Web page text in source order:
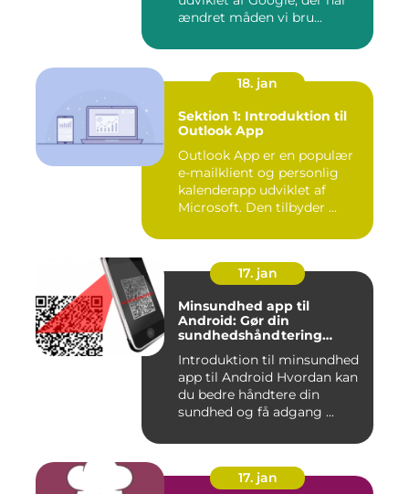
ændret måden vi bru...
18. jan
Sektion 1: Introduktion til
Outlook App
Outlook App er en populær
e-mailklient og personlig
kalenderapp udviklet af
Microsoft. Den tilbyder ...
17. jan
Minsundhed app til
Android: Gør din
sundhedshåndtering
Introduktion til minsundhed
app til Android Hvordan kan
du bedre håndtere din
sundhed og få adgang ...
17. jan